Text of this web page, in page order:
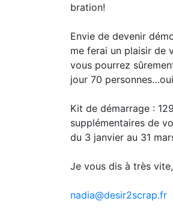
bration!
Envie de devenir
me ferai un plaisir de
vous pourrez
jour 70
Kit de démarrage :
supplémentaires de
du 3 janvier au 31
Je vous dis à très
nadia@desir2scrap.fr